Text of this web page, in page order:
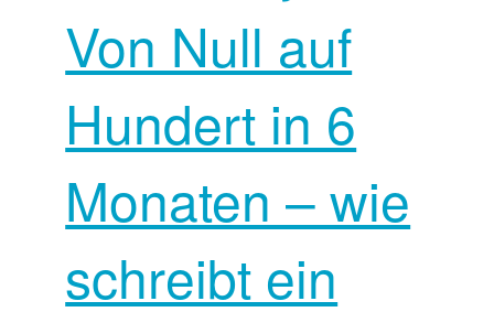
Von Null auf
Hundert in 6
Monaten – wie
schreibt ein